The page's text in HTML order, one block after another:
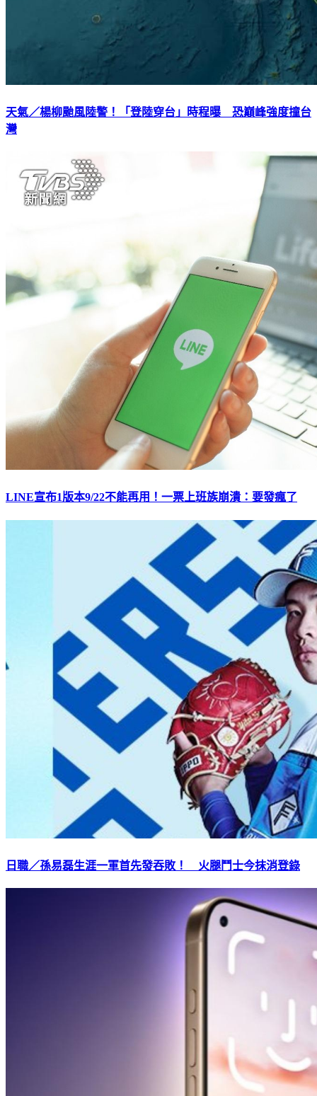
天氣／楊柳颱風陸警！「登陸穿台」時程曝 恐巔峰強度撞台
灣
LINE宣布1版本9/22不能再用！一票上班族崩潰：要發瘋了
日職／孫易磊生涯一軍首先發吞敗！ 火腿鬥士今抹消登錄